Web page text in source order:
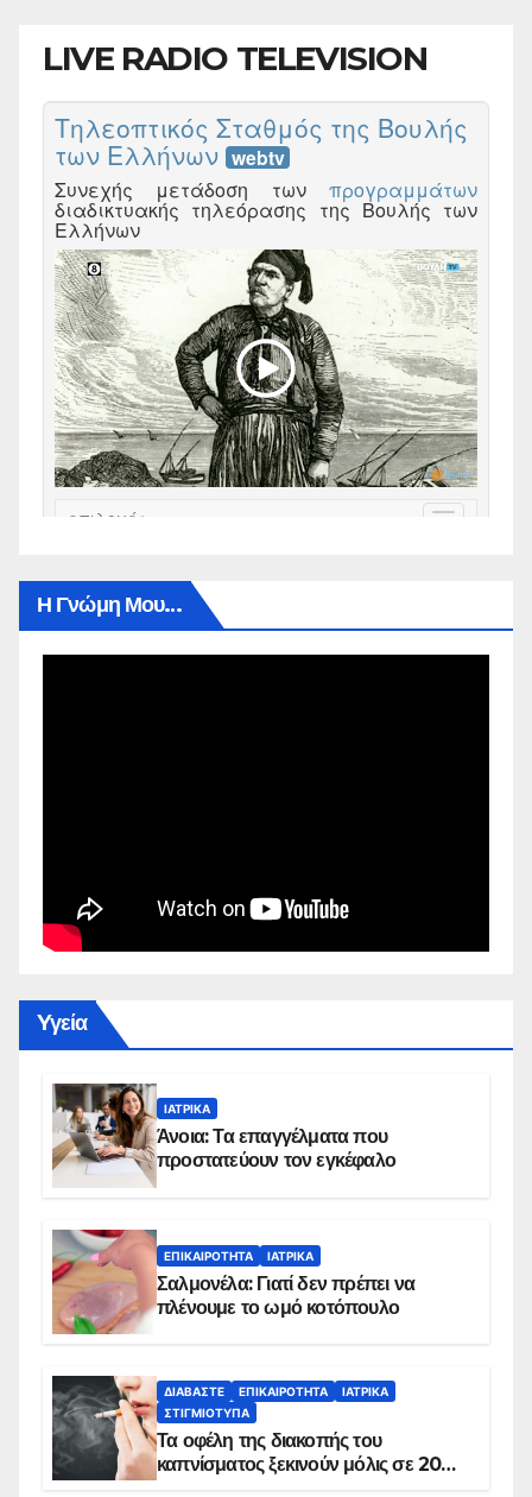
LIVE RADIO TELEVISION
Η Γνώμη Μου…
Yγεία
ΙΑΤΡΙΚΆ
Άνοια: Τα επαγγέλματα που
προστατεύουν τον εγκέφαλο
ΕΠΙΚΑΙΡΌΤΗΤΑ ΙΑΤΡΙΚΆ
Σαλμονέλα: Γιατί δεν πρέπει να
πλένουμε το ωμό κοτόπουλο
ΔΙΑΒΆΣΤΕ ΕΠΙΚΑΙΡΌΤΗΤΑ
ΙΑΤΡΙΚΆ
ΣΤΙΓΜΙΌΤΥΠΑ
Τα οφέλη της διακοπής του
καπνίσματος ξεκινούν μόλις σε 20